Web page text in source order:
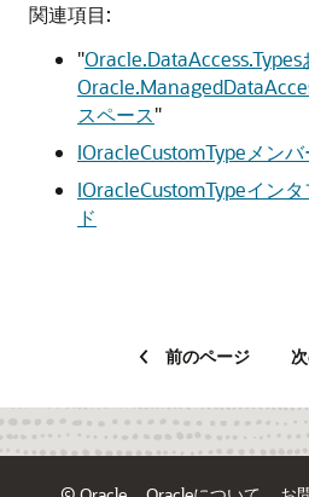
関連項目:
"Oracle.DataAccess.Types
スペース"
IOracleCustomTypeメンバ
IOracleCustomTypeイン
ド
前のページ